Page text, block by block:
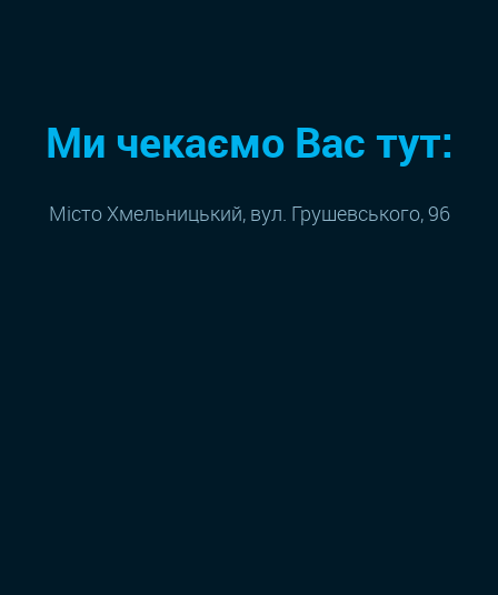
Ми чекаємо Вас тут:
Місто Хмельницький, вул. Грушевського, 96